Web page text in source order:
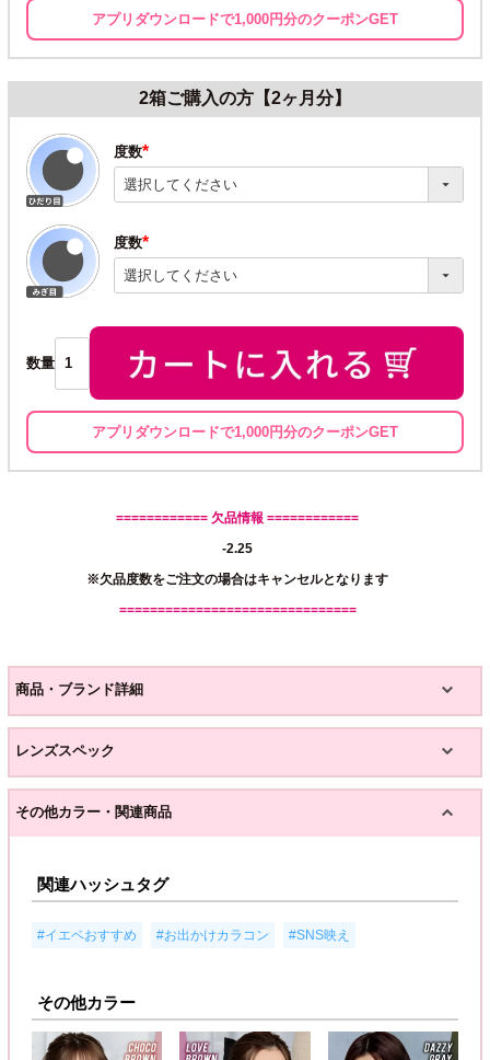
アプリダウンロードで1,000円分のクーポンGET
2箱ご購入の方【2ヶ月分】
度数
(必
須)
度数
(必
須)
数量
アプリダウンロードで1,000円分のクーポンGET
============ 欠品情報 ============
-2.25
※欠品度数をご注文の場合はキャンセルとなります
===============================
商品・ブランド詳細
レンズスペック
その他カラー・関連商品
関連ハッシュタグ
#イエベおすすめ #お出かけカラコン #SNS映え
その他カラー